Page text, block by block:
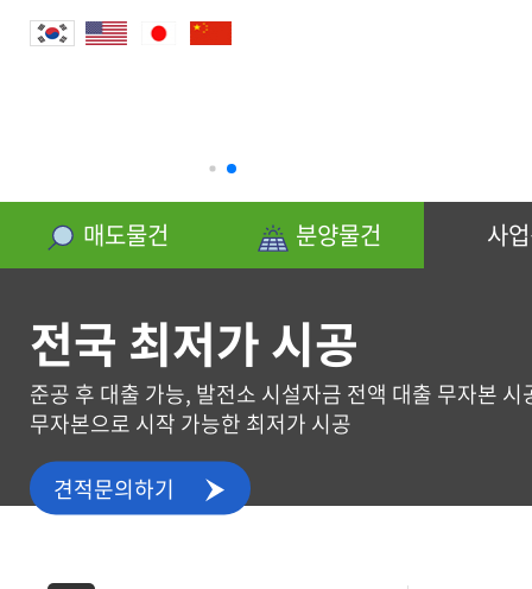
매도물건 분양물건 사
분양물건
사업신청
전국 최저가 시공
준공 후 대출 가능, 발전소 시설자금 전액 대출 무자본 시
무자본으로 시작 가능한 최저가 시공
견적문의하기